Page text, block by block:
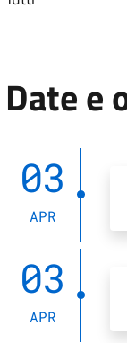
Date e
03
APR
03
APR